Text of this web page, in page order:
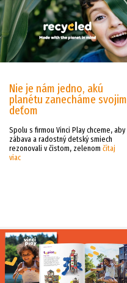
Nie je nám jedno, akú
planétu zanecháme svojim
deťom
Spolu s firmou Vinci Play chceme, aby
zábava a radostný detský smiech
rezonovali v čistom, zelenom čítaj
viac